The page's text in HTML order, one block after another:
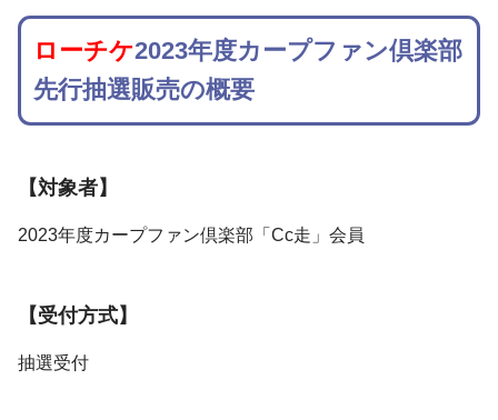
ローチケ2023年度カープファン倶楽部
先行抽選販売の概要
【対象者】
2023年度カープファン倶楽部「Cc走」会員
【受付方式】
抽選受付